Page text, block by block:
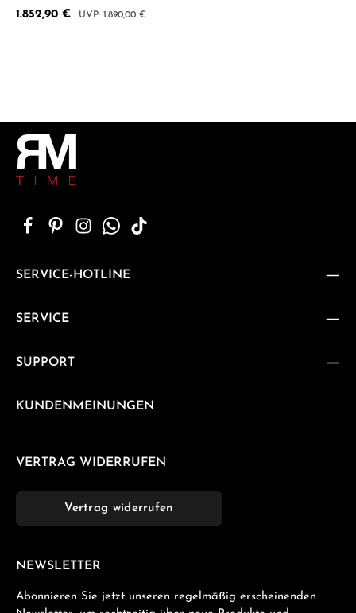
Verkaufspreis:
1.852,90 € Regulärer Preis:
1.890,00 €
SERVICE-HOTLINE
SERVICE
SUPPORT
KUNDENMEINUNGEN
VERTRAG WIDERRUFEN
Vertrag widerrufen
NEWSLETTER
Abonnieren Sie jetzt unseren regelmäßig erscheinenden